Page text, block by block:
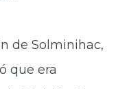
de Solminihac,
que era